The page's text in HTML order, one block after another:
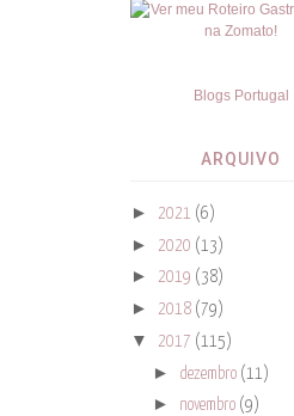
Blogs Portugal
ARQUIVO
► 2021 (6)
► 2020 (13)
► 2019 (38)
► 2018 (79)
▼ 2017 (115)
► dezembro (11)
► novembro (9)